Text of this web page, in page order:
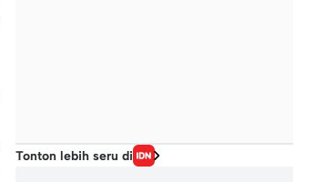
Tonton lebih seru di